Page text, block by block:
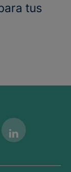
tus
Linkedin